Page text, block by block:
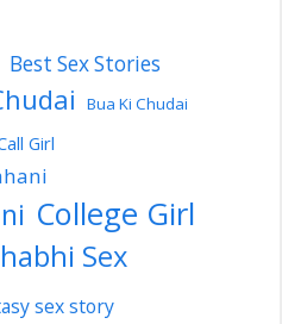
Best Sex Stories
Bua Ki Chudai
Girl
College Girl
Sex
sex story